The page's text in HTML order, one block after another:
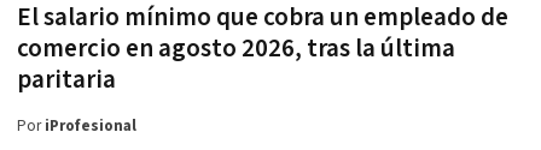
El salario mínimo que cobra un empleado de
comercio en agosto 2026, tras la última
paritaria
PoriProfesional